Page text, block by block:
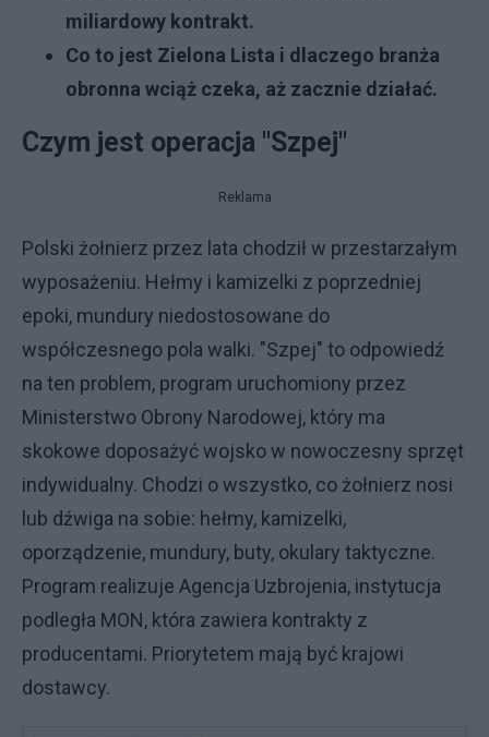
miliardowy kontrakt.
Co to jest Zielona Lista i dlaczego branża
obronna wciąż czeka, aż zacznie działać.
Czym jest operacja "Szpej"
Reklama
Polski żołnierz przez lata chodził w przestarzałym
wyposażeniu. Hełmy i kamizelki z poprzedniej
epoki, mundury niedostosowane do
współczesnego pola walki. "Szpej" to odpowiedź
na ten problem, program uruchomiony przez
Ministerstwo Obrony Narodowej, który ma
skokowe doposażyć wojsko w nowoczesny sprzęt
indywidualny. Chodzi o wszystko, co żołnierz nosi
lub dźwiga na sobie: hełmy, kamizelki,
oporządzenie, mundury, buty, okulary taktyczne.
Program realizuje Agencja Uzbrojenia, instytucja
podległa MON, która zawiera kontrakty z
producentami. Priorytetem mają być krajowi
dostawcy.